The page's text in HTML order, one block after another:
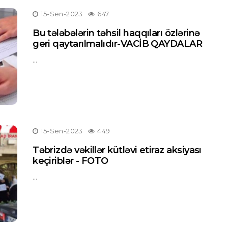
15-Sen-2023 647
Bu tələbələrin təhsil haqqıları özlərinə
geri qaytarılmalıdır-VACİB QAYDALAR
...
15-Sen-2023 449
Təbrizdə vəkillər kütləvi etiraz aksiyası
keçiriblər - FOTO
...